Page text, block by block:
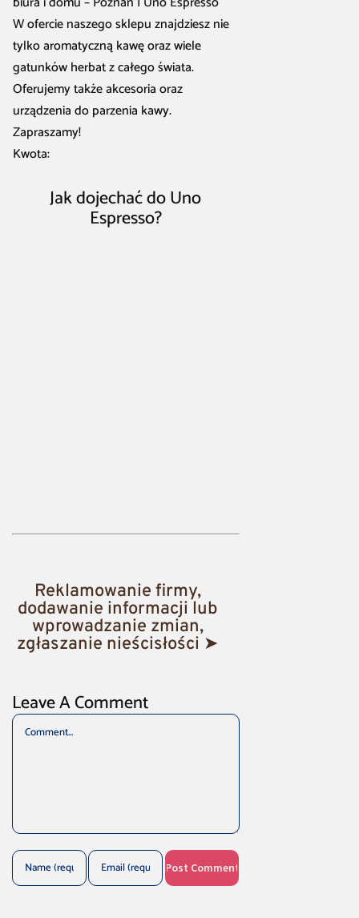
W ofercie naszego sklepu znajdziesz nie
tylko aromatyczną kawę oraz wiele
gatunków herbat z całego świata.
Oferujemy także akcesoria oraz
urządzenia do parzenia kawy.
Zapraszamy!
Kwota:
Jak dojechać do Uno
Espresso?
Reklamowanie firmy,
dodawanie informacji lub
wprowadzanie zmian,
zgłaszanie nieścisłości ➤
Leave A Comment
Comment